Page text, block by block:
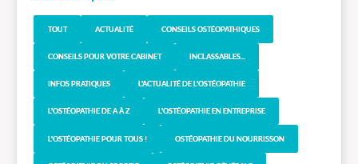
TOUT ACTUALITÉ CONSEILS OSTÉOPATHIQUES
CONSEILS POUR VOTRE CABINET INCLASSABLES...
INFOS PRATIQUES L'ACTUALITÉ DE L'OSTÉOPATHIE
L'OSTÉOPATHIE DE A À Z L'OSTÉOPATHIE EN ENTREPRISE
L'OSTÉOPATHIE POUR TOUS ! OSTÉOPATHIE DU NOURRISSON